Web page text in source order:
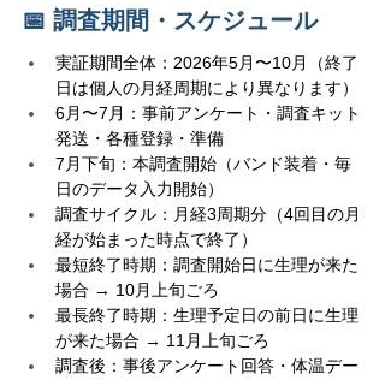
📅 調査期間・スケジュール
実証期間全体：2026年5月〜10月（終了
日は個人の月経周期により異なります）
6月〜7月：事前アンケート・調査キット
発送・各種登録・準備
7月下旬：本調査開始（バンド装着・毎
日のデータ入力開始）
調査サイクル：月経3周期分（4回目の月
経が始まった時点で終了）
最短終了時期：調査開始日に生理が来た
場合 → 10月上旬ごろ
最長終了時期：生理予定日の前日に生理
が来た場合 → 11月上旬ごろ
調査後：事後アンケート回答・体温デー